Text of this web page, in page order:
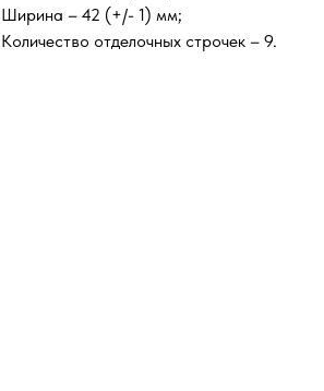
Ширина – 42 (+/- 1) мм;
Количество отделочных строчек – 9.